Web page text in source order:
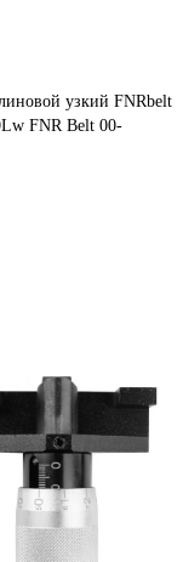
узкий FNRbelt
FNR Belt 00-